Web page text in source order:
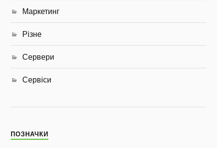
Маркетинг
Різне
Сервери
Сервіси
ПОЗНАЧКИ